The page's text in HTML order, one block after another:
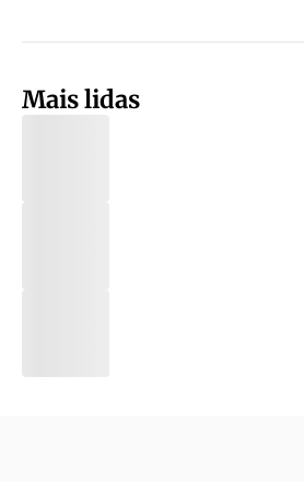
Mais lidas